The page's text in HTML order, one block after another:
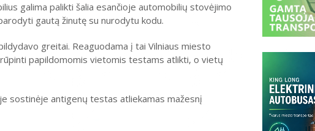
galima palikti šalia esančioje automobilių stovėjimo
gautą žinutę su nurodytu kodu.
greitai. Reaguodama į tai Vilniaus miesto
papildomomis vietomis testams atlikti, o vietų
sostinėje antigenų testas atliekamas mažesnį